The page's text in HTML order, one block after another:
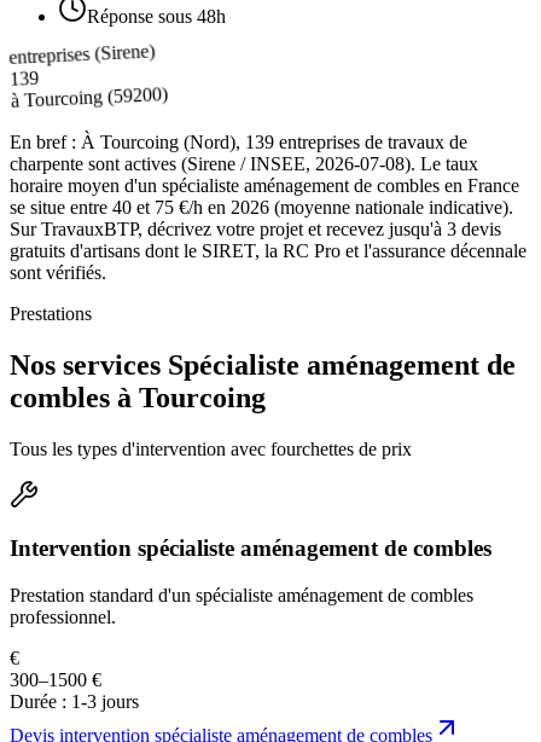
Réponse sous 48h
entreprises (Sirene)
139
àTourcoing(59200)
En bref : À Tourcoing (Nord), 139 entreprises de travaux de
charpente sont actives (Sirene / INSEE, 2026-07-08). Le taux
horaire moyen d'un spécialiste aménagement de combles en France
se situe entre 40 et 75 €/h en 2026 (moyenne nationale indicative).
Sur TravauxBTP, décrivez votre projet et recevez jusqu'à 3 devis
gratuits d'artisans dont le SIRET, la RC Pro et l'assurance décennale
sont vérifiés.
Prestations
Nos services Spécialiste aménagement de
combles à Tourcoing
Tous les types d'intervention avec fourchettes de prix
Intervention spécialiste aménagement de combles
Prestation standard d'un spécialiste aménagement de combles
professionnel.
€
300–1500 €
Durée : 1-3 jours
Devis intervention spécialiste aménagement de combles